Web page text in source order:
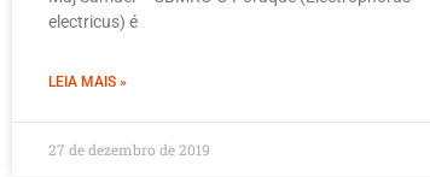
electricus) é
LEIA MAIS »
27 de dezembro de 2019